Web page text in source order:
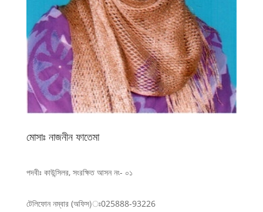
মোসাঃ নাজনীন ফাতেমা
পদবীঃ কাউন্সিলর, সংরক্ষিত আসন নং- ০১
টেলিফোন নম্বার (অফিস)ঃ025888-93226